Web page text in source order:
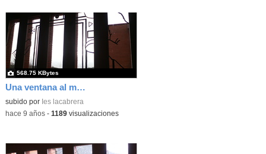
Una ventana al mundo 2 2
subido por Ies lacabrera
568.75 KBytes
-hace 9 años- 1189visualizaciones